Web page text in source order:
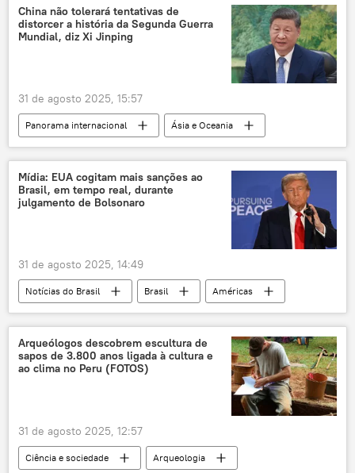
Friedrich Merz
Tucker Carlson
Federação da Rússia
Moscou
China não tolerará tentativas de
distorcer a história da Segunda Guerra
Mundial, diz Xi Jinping
31 de agosto 2025, 15:57
Panorama internacional
Ásia e Oceania
Xi Jinping
Vladimir Putin
Pequim
China
Praça da Paz Celestial
Oriente
Segunda Guerra Mundial
Mídia: EUA cogitam mais sanções ao
Brasil, em tempo real, durante
julgamento de Bolsonaro
31 de agosto 2025, 14:49
Notícias do Brasil Brasil
Américas
Donald Trump
Jair Bolsonaro
Luiz Inácio Lula da Silva
Washington
Estados Unidos
Arqueólogos descobrem escultura de
sapos de 3.800 anos ligada à cultura e
ao clima no Peru (FOTOS)
31 de agosto 2025, 12:57
Ciência e sociedade Arqueologia